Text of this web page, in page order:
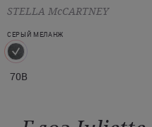
STELLA McCARTNEY
СЕРЫЙ МЕЛАНЖ
70B